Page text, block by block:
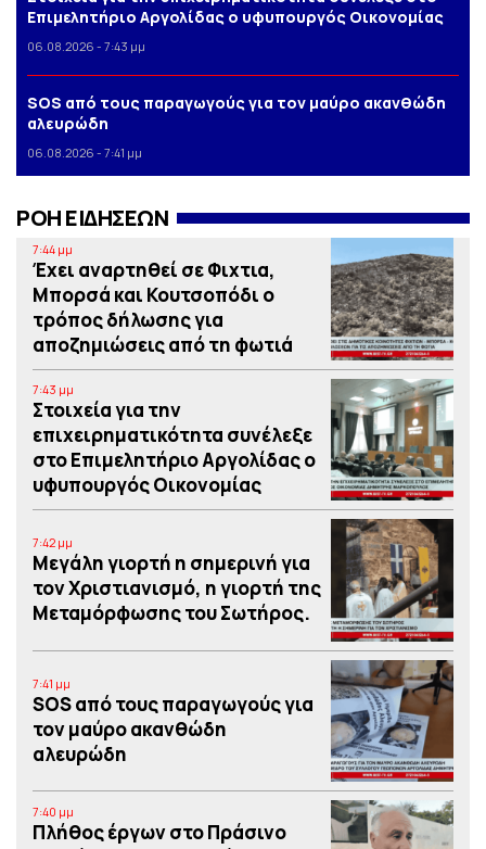
Επιμελητήριο Αργολίδας ο υφυπουργός Οικονομίας
06.08.2026 - 7:43 μμ
SOS από τους παραγωγούς για τον μαύρο ακανθώδη
αλευρώδη
06.08.2026 - 7:41 μμ
ΡΟΗ ΕΙΔΗΣΕΩΝ
7:44 μμ
Έχει αναρτηθεί σε Φιχτια,
Μπορσά και Κουτσοπόδι ο
τρόπος δήλωσης για
αποζημιώσεις από τη φωτιά
7:43 μμ
Στοιχεία για την
επιχειρηματικότητα συνέλεξε
στο Επιμελητήριο Αργολίδας ο
υφυπουργός Οικονομίας
7:42 μμ
Μεγάλη γιορτή η σημερινή για
τον Χριστιανισμό, η γιορτή της
Μεταμόρφωσης του Σωτήρος.
7:41 μμ
SOS από τους παραγωγούς για
τον μαύρο ακανθώδη
αλευρώδη
7:40 μμ
Πλήθος έργων στο Πράσινο